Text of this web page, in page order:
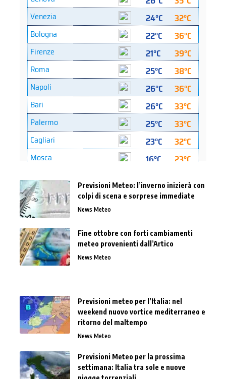
Previsioni Meteo: l’inverno inizierà con
colpi di scena e sorprese immediate
News Meteo
Fine ottobre con forti cambiamenti
meteo provenienti dall’Artico
News Meteo
Previsioni meteo per l’Italia: nel
weekend nuovo vortice mediterraneo e
ritorno del maltempo
News Meteo
Previsioni Meteo per la prossima
settimana: Italia tra sole e nuove